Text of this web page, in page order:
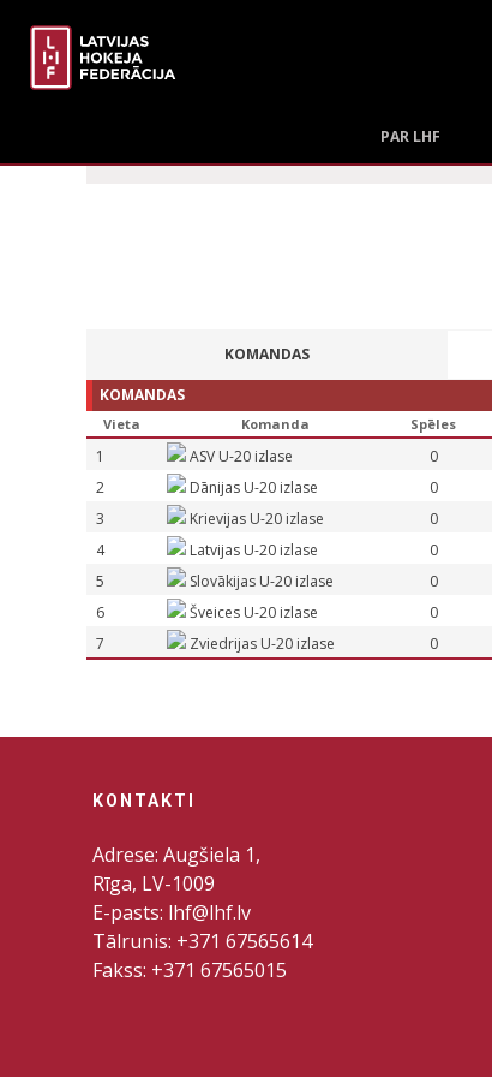
PAR LHF
KOMANDAS
KOMANDAS
Vieta Komanda Spēles
1 ASV U-20 izlase 0
2
Dānijas U-20 izlase 0
3
Krievijas U-20 izlase 0
4
Latvijas U-20 izlase 0
5
Slovākijas U-20 izlase 0
6
Šveices U-20 izlase 0
7
Zviedrijas U-20 izlase 0
KONTAKTI
Adrese: Augšiela 1,
Rīga, LV-1009
E-pasts: lhf@lhf.lv
Tālrunis: +371 67565614
Fakss: +371 67565015